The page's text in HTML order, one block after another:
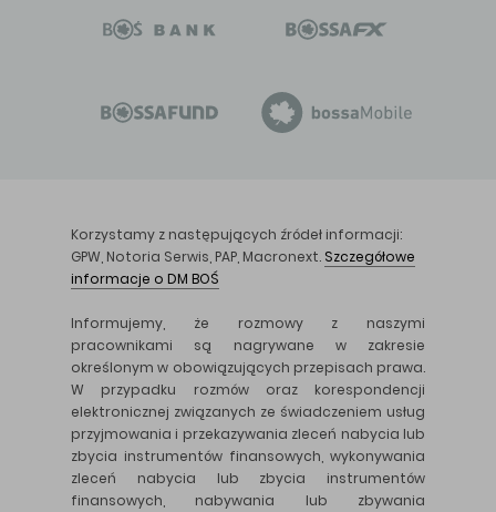
Korzystamy z następujących źródeł informacji:
GPW, Notoria Serwis, PAP, Macronext. Szczegółowe
informacje o DM BOŚ
Informujemy, że rozmowy z naszymi
pracownikami są nagrywane w zakresie
określonym w obowiązujących przepisach prawa.
W przypadku rozmów oraz korespondencji
elektronicznej związanych ze świadczeniem usług
przyjmowania i przekazywania zleceń nabycia lub
zbycia instrumentów finansowych, wykonywania
zleceń nabycia lub zbycia instrumentów
finansowych, nabywania lub zbywania